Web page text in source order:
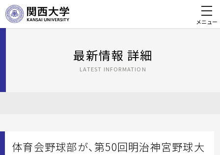
メニュー
最新情報 詳細
LATEST INFORMATION
体育会野球部が、第50回明治神宮野球大